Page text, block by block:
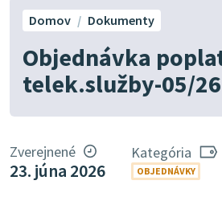
Objednávka
telek.služby-05/26
Domov Dokumenty
Zverejnené
23. júna 2026
Kategória
OBJEDNÁVKY